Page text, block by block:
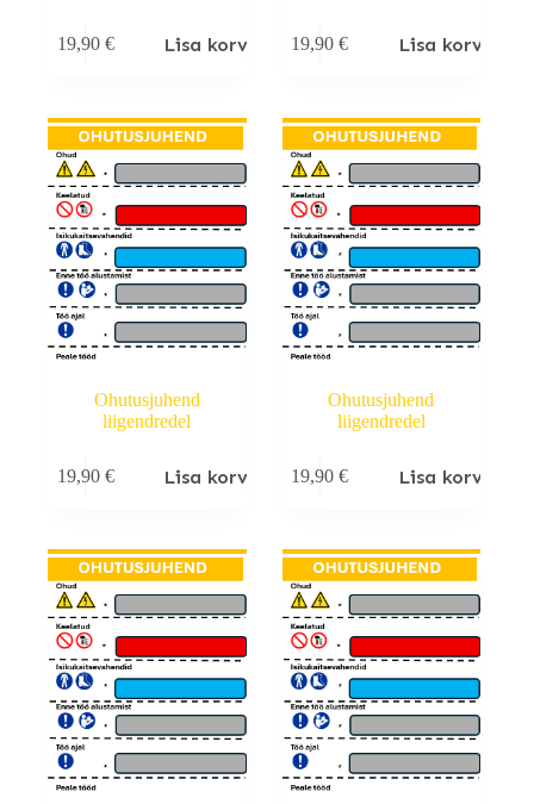
19,90 € Lisa korvi 19,90€ Lisa korvi
Ohutusjuhend
liigendredel
19,90 € Lisa korvi
Ohutusjuhend
liigendredel
19,90€ Lisa korvi